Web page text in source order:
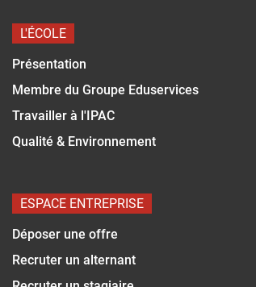
L'ÉCOLE
Présentation
Membre du Groupe Eduservices
Travailler à l'IPAC
Qualité & Environnement
ESPACE ENTREPRISE
Déposer une offre
Recruter un alternant